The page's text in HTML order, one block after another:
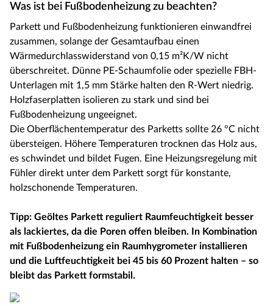
Was ist bei Fußbodenheizung zu beachten?
Parkett und Fußbodenheizung funktionieren einwandfrei
zusammen, solange der Gesamtaufbau einen
Wärmedurchlasswiderstand von 0,15 m²K/W nicht
überschreitet. Dünne PE-Schaumfolie oder spezielle FBH-
Unterlagen mit 1,5 mm Stärke halten den R-Wert niedrig.
Holzfaserplatten isolieren zu stark und sind bei
Fußbodenheizung ungeeignet.
Die Oberflächentemperatur des Parketts sollte 26 °C nicht
übersteigen. Höhere Temperaturen trocknen das Holz aus,
es schwindet und bildet Fugen. Eine Heizungsregelung mit
Fühler direkt unter dem Parkett sorgt für konstante,
holzschonende Temperaturen.
Tipp: Geöltes Parkett reguliert Raumfeuchtigkeit besser
als lackiertes, da die Poren offen bleiben. In Kombination
mit Fußbodenheizung ein Raumhygrometer installieren
und die Luftfeuchtigkeit bei 45 bis 60 Prozent halten – so
bleibt das Parkett formstabil.